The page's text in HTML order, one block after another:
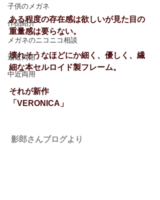
子供のメガネ
作品紹介
メガネのニコニコ相談
遠近両用
中近両用
ある程度の存在感は欲しいが見た目の
重量感は要らない。
壊れそうなほどにか細く、優しく、繊
細な本セルロイド製フレーム。
それが新作
「VERONICA」
影郎さんブログより